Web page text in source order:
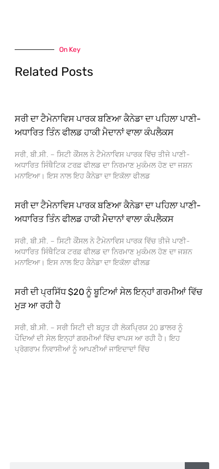
On Key
Related Posts
ਸਰੀ ਦਾ ਟੈਮੇਨਾਵਿਸ ਪਾਰਕ ਬਣਿਆ ਕੈਨੇਡਾ ਦਾ ਪਹਿਲਾ ਪਾਣੀ-
ਅਧਾਰਿਤ ਤਿੰਨ ਫੀਲਡ ਹਾਕੀ ਮੈਦਾਨਾਂ ਵਾਲਾ ਕੰਪਲੈਕਸ
ਸਰੀ, ਬੀ.ਸੀ. – ਸਿਟੀ ਕੌਂਸਲ ਨੇ ਟੈਮੇਨਾਵਿਸ ਪਾਰਕ ਵਿੱਚ ਤੀਜੇ ਪਾਣੀ-
ਅਧਾਰਿਤ ਸਿੰਥੈਟਿਕ ਟਰਫ਼ ਫੀਲਡ ਦਾ ਨਿਰਮਾਣ ਮੁਕੰਮਲ ਹੋਣ ਦਾ ਜਸ਼ਨ
ਮਨਾਇਆ। ਇਸ ਨਾਲ ਇਹ ਕੈਨੇਡਾ ਦਾ ਇਕੱਲਾ ਫੀਲਡ
ਸਰੀ ਦਾ ਟੈਮੇਨਾਵਿਸ ਪਾਰਕ ਬਣਿਆ ਕੈਨੇਡਾ ਦਾ ਪਹਿਲਾ ਪਾਣੀ-
ਅਧਾਰਿਤ ਤਿੰਨ ਫੀਲਡ ਹਾਕੀ ਮੈਦਾਨਾਂ ਵਾਲਾ ਕੰਪਲੈਕਸ
ਸਰੀ, ਬੀ.ਸੀ. – ਸਿਟੀ ਕੌਂਸਲ ਨੇ ਟੈਮੇਨਾਵਿਸ ਪਾਰਕ ਵਿੱਚ ਤੀਜੇ ਪਾਣੀ-
ਅਧਾਰਿਤ ਸਿੰਥੈਟਿਕ ਟਰਫ਼ ਫੀਲਡ ਦਾ ਨਿਰਮਾਣ ਮੁਕੰਮਲ ਹੋਣ ਦਾ ਜਸ਼ਨ
ਮਨਾਇਆ। ਇਸ ਨਾਲ ਇਹ ਕੈਨੇਡਾ ਦਾ ਇਕੱਲਾ ਫੀਲਡ
ਸਰੀ ਦੀ ਪ੍ਰਸਿੱਧ $20 ਨੂੰ ਬੂਟਿਆਂ ਸੇਲ ਇਨ੍ਹਾਂ ਗਰਮੀਆਂ ਵਿੱਚ
ਮੁੜ ਆ ਰਹੀ ਹੈ
ਸਰੀ, ਬੀ.ਸੀ. – ਸਰੀ ਸਿਟੀ ਦੀ ਬਹੁਤ ਹੀ ਲੋਕਪ੍ਰਿਯ 20 ਡਾਲਰ ਨੂੰ
ਪੌਦਿਆਂ ਦੀ ਸੇਲ ਇਨ੍ਹਾਂ ਗਰਮੀਆਂ ਵਿੱਚ ਵਾਪਸ ਆ ਰਹੀ ਹੈ। ਇਹ
ਪ੍ਰੋਗਰਾਮ ਨਿਵਾਸੀਆਂ ਨੂੰ ਆਪਣੀਆਂ ਜਾਇਦਾਦਾਂ ਵਿੱਚ